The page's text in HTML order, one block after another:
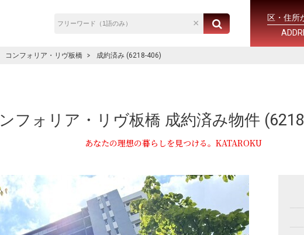
区・住所
コンフォリア・リヴ板橋 成約済み (6218-406)
フォリア・リヴ板橋 成約済み物件
あなたの理想の暮らしを見つける。KATAROKU